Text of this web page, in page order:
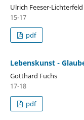
Ulrich Feeser-Lichterfeld
15-17
pdf
Lebenskunst -
Gotthard Fuchs
17-18
pdf